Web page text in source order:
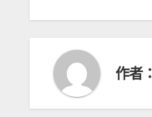
導
覽
作者：